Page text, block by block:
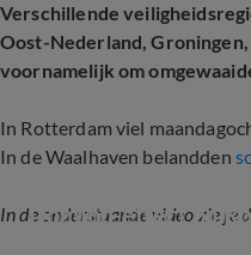
Verschillende
Oost-Nederland,
voornamelijk om
In Rotterdam viel
In de Waalhaven belandden
In de onderstaande video zie je
Domino-effect bij